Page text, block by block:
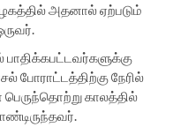
அதனால் ஏற்படும்
போராட்டத்திற்கு நேரில்
காலத்தில்